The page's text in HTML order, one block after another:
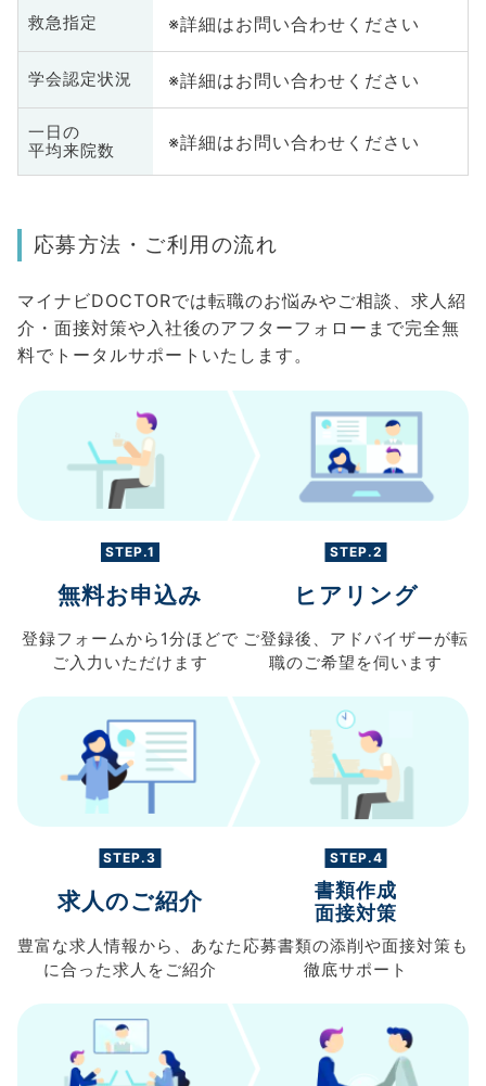
救急指定 ※詳細はお問い合わせください
学会認定状況 ※詳細はお問い合わせください
一日の
平均来院数
※詳細はお問い合わせください
応募方法・ご利用の流れ
マイナビDOCTORでは転職のお悩みやご相談、求人紹
介・面接対策や入社後のアフターフォローまで完全無
料でトータルサポートいたします。
STEP.1
無料お申込み
登録フォームから 1分ほどで
ご入力 いただけます
STEP.2
ヒアリング
ご登録後、 アドバイザーが転
職のご希望を伺います
STEP.3
求人のご紹介
豊富な求人情報から、 あなた
に合った求人を ご紹介
STEP.4
書類作成
面接対策
応募書類の添削や面接対策も
徹底サポート